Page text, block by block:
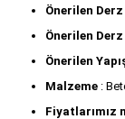
Önerilen
Önerilen
Önerilen
Malzeme :
Fiyatlarımız